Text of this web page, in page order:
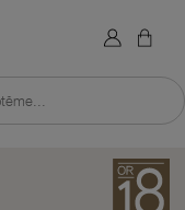
à l'accueil du site
×